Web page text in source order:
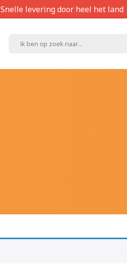
Snelle levering door heel het land